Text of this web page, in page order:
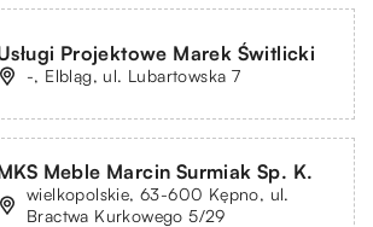
Projektowe Marek Świtlicki
-, Elbląg, ul. Lubartowska 7
Meble Marcin Surmiak Sp. K.
wielkopolskie, 63-600 Kępno, ul.
Bractwa Kurkowego 5/29